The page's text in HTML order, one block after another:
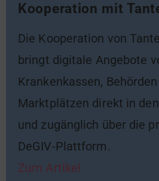
Kooperation mit
Die Kooperation von
bringt digitale Angebote
Krankenkassen,
Marktplätzen direkt in
und zugänglich über die
DeGIV-Plattform.
Zum Artikel